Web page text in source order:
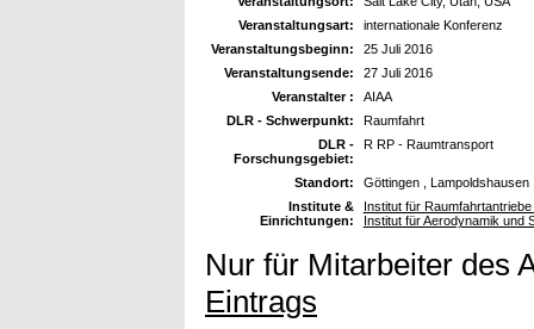
Veranstaltungsart:
internationale Konferenz
Veranstaltungsbeginn:
25 Juli 2016
Veranstaltungsende:
27 Juli 2016
Veranstalter :
AIAA
DLR - Schwerpunkt:
Raumfahrt
DLR -
Forschungsgebiet:
R RP - Raumtransport
Standort:
Göttingen , Lampoldshausen
Institute &
Einrichtungen:
Institut für
Institut für Aerodynamik und
Nur für Mitarbeiter des
Eintrags